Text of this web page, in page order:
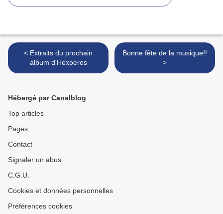
< Extraits du prochain
album d'Hexperos
Bonne fête de la musique!!
>
Hébergé par Canalblog
Top articles
Pages
Contact
Signaler un abus
C.G.U.
Cookies et données personnelles
Préférences cookies